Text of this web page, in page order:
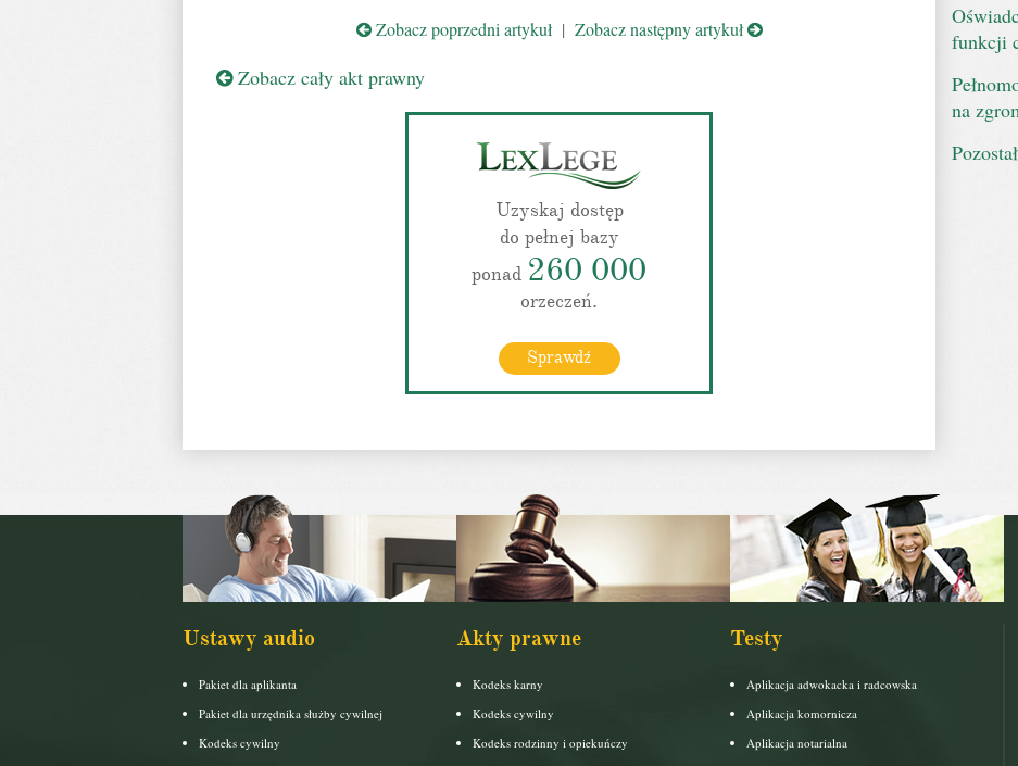
Zobacz poprzedni artykuł| Zobacz następny artykuł
Zobacz cały akt prawny
Uzyskaj dostęp
do pełnej bazy
ponad 260 000
orzeczeń.
Sprawdź
funkcji
na
Ustawy audio
Pakiet dla aplikanta
Pakiet dla urzędnika służby cywilnej
Kodeks cywilny
Akty prawne
Kodeks karny
Kodeks cywilny
Kodeks rodzinny i opiekuńczy
Testy
Aplikacja adwokacka i radcowska
Aplikacja komornicza
Aplikacja notarialna